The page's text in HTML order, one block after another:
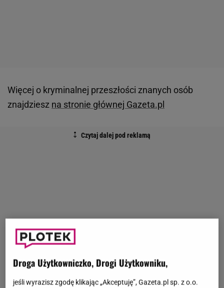
Więcej o kryminalnej przeszłości znanych osób
znajdziesz na stronie głównej Gazeta.pl
Droga Użytkowniczko, Drogi Użytkowniku,
jeśli wyrazisz zgodę klikając „Akceptuję”, Gazeta.pl sp. z o.o.